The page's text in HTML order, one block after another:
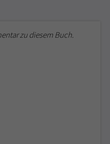
zu diesem Buch.